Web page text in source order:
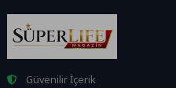
Güvenilir İçerik